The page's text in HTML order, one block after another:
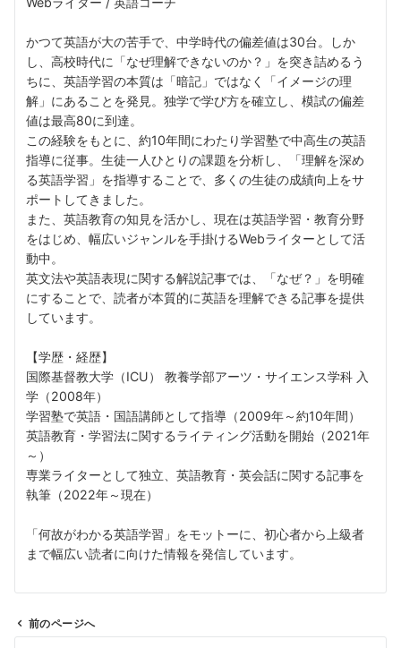
かつて英語が大の苦手で、中学時代の偏差値は30台。しか
し、高校時代に「なぜ理解できないのか？」を突き詰めるう
ちに、英語学習の本質は「暗記」ではなく「イメージの理
解」にあることを発見。独学で学び方を確立し、模試の偏差
値は最高80に到達。
この経験をもとに、約10年間にわたり学習塾で中高生の英語
指導に従事。生徒一人ひとりの課題を分析し、「理解を深め
る英語学習」を指導することで、多くの生徒の成績向上をサ
ポートしてきました。
また、英語教育の知見を活かし、現在は英語学習・教育分野
をはじめ、幅広いジャンルを手掛けるWebライターとして活
動中。
英文法や英語表現に関する解説記事では、「なぜ？」を明確
にすることで、読者が本質的に英語を理解できる記事を提供
しています。
【学歴・経歴】
国際基督教大学（ICU） 教養学部アーツ・サイエンス学科 入
学（2008年）
学習塾で英語・国語講師として指導（2009年～約10年間）
英語教育・学習法に関するライティング活動を開始（2021年
～）
専業ライターとして独立、英語教育・英会話に関する記事を
執筆（2022年～現在）
「何故がわかる英語学習」をモットーに、初心者から上級者
まで幅広い読者に向けた情報を発信しています。
前のページへ